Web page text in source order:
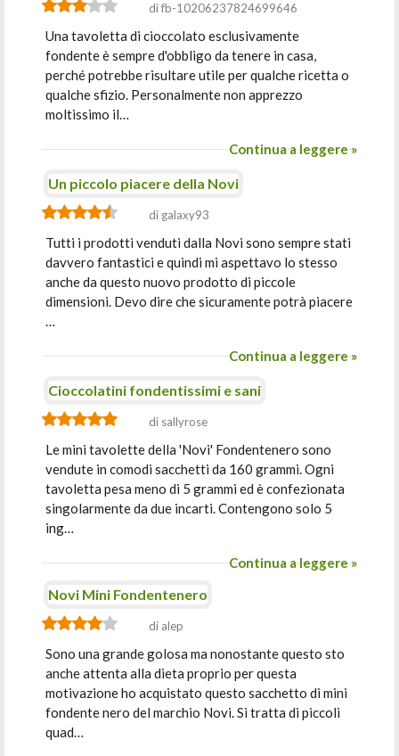
di fb-10206237824699646
Una tavoletta di cioccolato esclusivamente
fondente è sempre d'obbligo da tenere in casa,
perché potrebbe risultare utile per qualche ricetta o
qualche sfizio. Personalmente non apprezzo
moltissimo il…
Continua a leggere »
Un piccolo piacere della Novi
di galaxy93
Tutti i prodotti venduti dalla Novi sono sempre stati
davvero fantastici e quindi mi aspettavo lo stesso
anche da questo nuovo prodotto di piccole
dimensioni. Devo dire che sicuramente potrà piacere
…
Continua a leggere »
Cioccolatini fondentissimi e sani
di sallyrose
Le mini tavolette della 'Novi' Fondentenero sono
vendute in comodi sacchetti da 160 grammi. Ogni
tavoletta pesa meno di 5 grammi ed è confezionata
singolarmente da due incarti. Contengono solo 5
ing…
Continua a leggere »
Novi Mini Fondentenero
di alep
Sono una grande golosa ma nonostante questo sto
anche attenta alla dieta proprio per questa
motivazione ho acquistato questo sacchetto di mini
fondente nero del marchio Novi. Si tratta di piccoli
quad…